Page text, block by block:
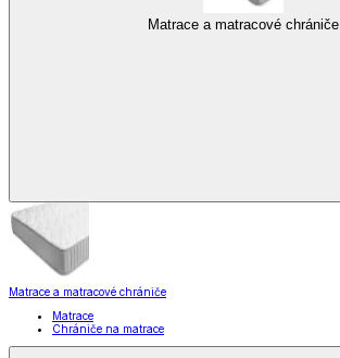
Matrace a matracové chrániče
Matrace a matracové chrániče
Matrace
Chrániče na matrace